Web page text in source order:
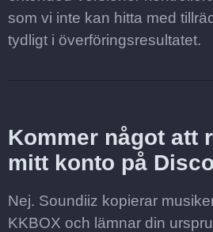
som vi inte kan hitta med
tydligt i överföringsresultatet.
Kommer något att
mitt konto på
Nej. Soundiiz kopierar
KKBOX och lämnar din